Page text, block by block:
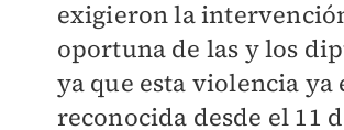
exigieron la
oportuna de las y los
ya que esta violencia ya
reconocida desde el 11